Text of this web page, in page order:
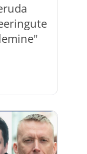
ja
kohaliku